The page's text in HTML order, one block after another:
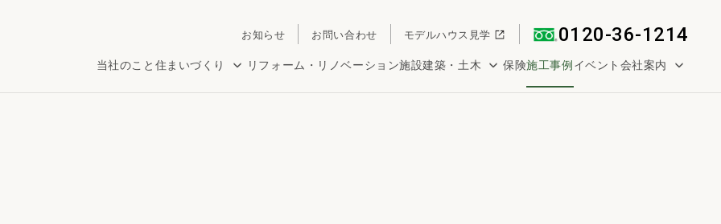
お知らせ お問い合わせ モデルハウス見学 0120-36-1214
当社のこと 住まいづくり リフォーム・リノベーション施設建築・土木 保険施工事例イベント 会社案内